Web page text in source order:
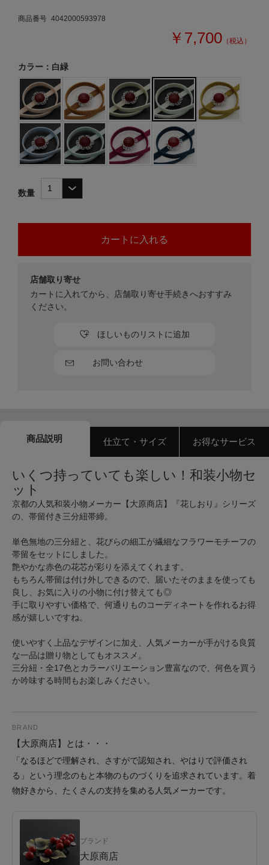
商品番号 4042000593978
￥7,700 （税込）
カラー：白緑
数量
お問い合わせ
ほしいものリストに追加
店舗取り寄せ
カートに入れてから、店舗取り寄せ手続きへおすすみ
ください。
商品説明 仕立て・サイズ お得なサービス
いくつ持っていても楽しい！和装小物セ
ット
京都の人気和装小物メーカー【大原商店】『花しおり』シリーズ
の、帯留付き三分紐帯締。
単色無地の三分紐と、花びらの細工が繊細なフラワーモチーフの
帯留をセットにしました。
艶やかな赤色の花芯が彩りを添えてくれます。
もちろん帯留は付け外しできるので、届いたそのままを使っても
良し、お気に入りの小物に付け替えても◎
手に取りやすい価格で、何通りものコーディネートを作れるお得
感が嬉しいですね。
使いやすく上品なデザインに加え、人気メーカーが手がける良質
な一品は贈り物としてもオススメ。
三分紐・全17色とカラーバリエーション豊富なので、何色を買う
か吟味する時間もお楽しみください。
BRAND
【大原商店】とは・・・
「なるほどで理解され、さすがで認知され、やはりで評価され
る」という理念のもと本物のものづくりを追求されています。着
物好きから、たくさんの支持を集める人気メーカーです。
ブランド
大原商店